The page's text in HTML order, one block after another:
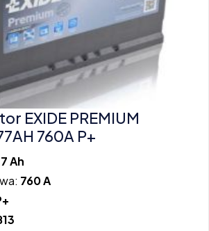
EXIDE PREMIUM
760A P+
Ah
760 A